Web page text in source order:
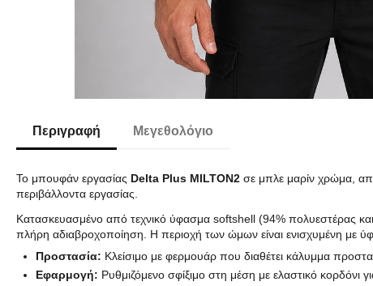
Περιγραφή Μεγεθολόγιο
Το μπουφάν εργασίας Delta Plus MILTON2 σε μπλε μαρίν χρώμα,
περιβάλλοντα εργασίας.
Κατασκευασμένο από τεχνικό ύφασμα softshell (94% πολυεστέρας
πλήρη αδιαβροχοποίηση. Η περιοχή των ώμων είναι ενισχυμένη με
Προστασία: Κλείσιμο με φερμουάρ που διαθέτει κάλυμμα
Εφαρμογή: Ρυθμιζόμενο σφίξιμο στη μέση με ελαστικό κορδόνι